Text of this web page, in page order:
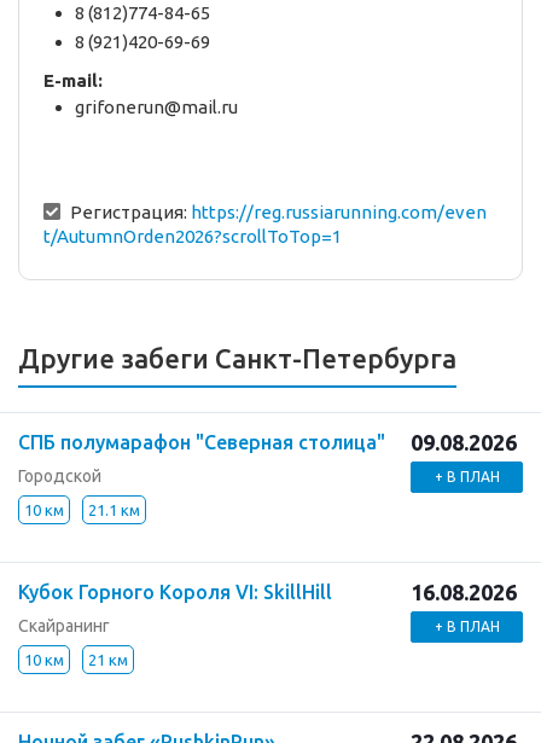
8 (812)774-84-65
8 (921)420-69-69
E-mail:
grifonerun@mail.ru
Регистрация: https://reg.russiarunning.com/even
t/AutumnOrden2026?scrollToTop=1
Другие забеги Санкт-Петербурга
СПБ полумарафон "Северная столица"
Городской
10 км 21.1 км
09.08.2026
+ В ПЛАН
Кубок Горного Короля VI: SkillHill
Скайранинг
10 км 21 км
16.08.2026
+ В ПЛАН